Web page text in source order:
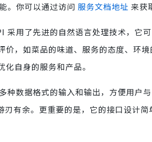
。你可以通过访问 服务文档地址 来获
采用了先进的自然语言处理技术，它
价，如菜品的味道、服务的态度、环
自身的服务和产品。
种数据格式的输入和输出，方便用户
有余。更重要的是，它的接口设计